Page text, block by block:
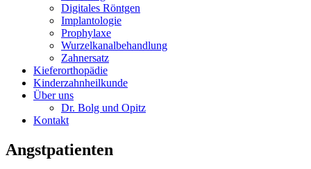
Digitales Röntgen
Implantologie
Prophylaxe
Wurzelkanalbehandlung
Zahnersatz
Kieferorthopädie
Kinderzahnheilkunde
Über uns
Dr. Bolg und Opitz
Kontakt
Angstpatienten